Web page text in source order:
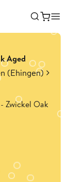
Aged
(Ehingen)